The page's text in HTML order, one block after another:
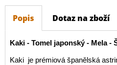
Popis Dotaz na zboží
Kaki - Tomel japonský - Mela -
Kaki je prémiová španělská